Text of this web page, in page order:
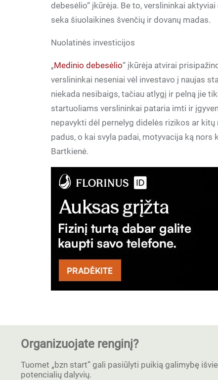
debesėlio“ įkūrėja. Be to, verslininkai
seka šiuolaikines švenčių ir dovanų madas.
Nuolatinės investicijos
„Medinio debesėlio“ įkūrėja atvirai
verslininkai neseniai vėl investavo į naujas
niekada nesibaigs, tačiau atlygį ir pelną jie
startuoliams verslininkai pataria imti ir
nepavykti dėl pernelyg didelės rizikos ar
padus, o kai svyla padai, motyvacija ką
Bartkienė.
Organizuojate renginį?
Tuomet „bzn start” gali pasiūlyti puikią galimybę
potencialių dalyvių.